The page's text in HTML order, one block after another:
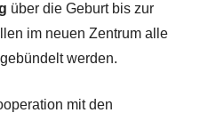
über die Geburt bis zur
im neuen Zentrum alle
werden.
mit den